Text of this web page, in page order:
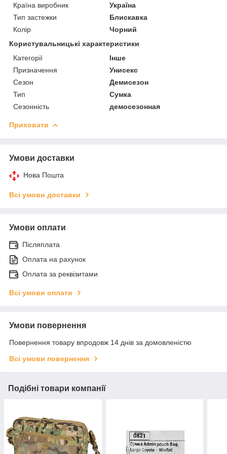
Країна виробник
Україна
Тип застежки
Блискавка
Колір
Чорний
Користувальницькі характеристики
Категорії
Інше
Призначення
Унисекс
Сезон
Демисезон
Тип
Сумка
Сезонність
демосезонная
Приховати
Умови доставки
Нова Пошта
Всі умови доставки
Умови оплати
Післяплата
Оплата на рахунок
Оплата за реквізитами
Всі умови оплати
Умови повернення
Повернення товару впродовж 14 днів за домовленістю
Всі умови повернення
Подібні товари компанії